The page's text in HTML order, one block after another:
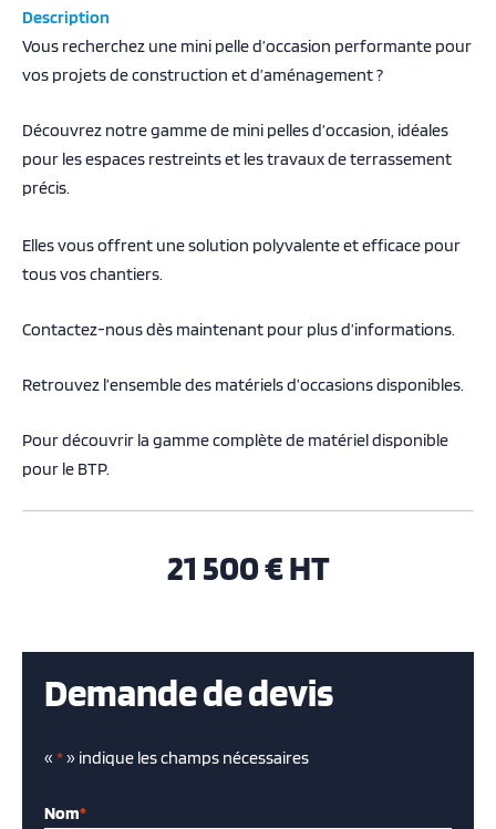
Description
Vous recherchez une mini pelle d’occasion performante pour
vos projets de construction et d’aménagement ?
Découvrez notre gamme de mini pelles d’occasion, idéales
pour les espaces restreints et les travaux de terrassement
précis.
Elles vous offrent une solution polyvalente et efficace pour
tous vos chantiers.
Contactez-nous dès maintenant pour plus d’informations.
Retrouvez l’ensemble des matériels d’occasions disponibles.
Pour découvrir la gamme complète de matériel disponible
pour le BTP.
21 500 € HT
Demande de devis
« *» indique les champs nécessaires
Nom*